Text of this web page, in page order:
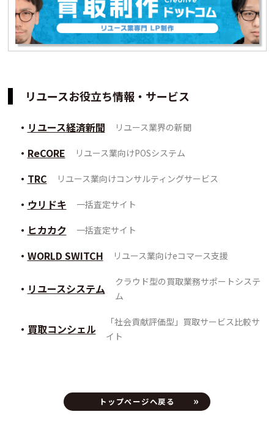
リユースお役立ち情報・サービス
リユース経済新聞 リユース業界の新聞
ReCORE リユース業向けPOSシステム
TRC リユース業向けコンサルティングサービス
ウリドキ 一括査定サイト
ヒカカク 一括査定サイト
WORLD SWITCH リユース業向けeコマース支援
リユースシステム
クラウド型の買取業務サポートシステ
ム
買取コンシェル
「社会貢献評価型」買取サービス比較サ
イト
トップページへ戻る